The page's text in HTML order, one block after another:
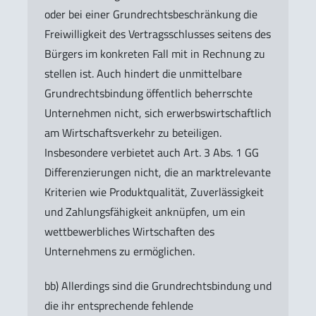
oder bei einer Grundrechtsbeschränkung die
Freiwilligkeit des Vertragsschlusses seitens des
Bürgers im konkreten Fall mit in Rechnung zu
stellen ist. Auch hindert die unmittelbare
Grundrechtsbindung öffentlich beherrschte
Unternehmen nicht, sich erwerbswirtschaftlich
am Wirtschaftsverkehr zu beteiligen.
Insbesondere verbietet auch Art. 3 Abs. 1 GG
Differenzierungen nicht, die an marktrelevante
Kriterien wie Produktqualität, Zuverlässigkeit
und Zahlungsfähigkeit anknüpfen, um ein
wettbewerbliches Wirtschaften des
Unternehmens zu ermöglichen.
bb) Allerdings sind die Grundrechtsbindung und
die ihr entsprechende fehlende